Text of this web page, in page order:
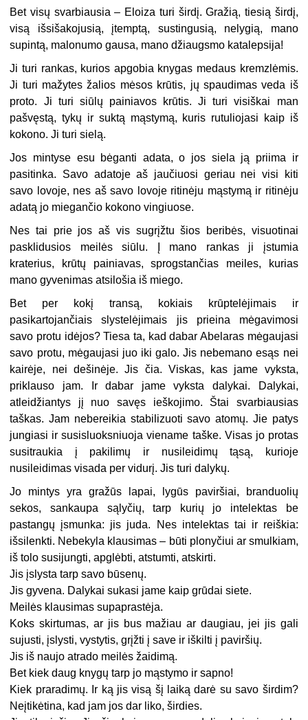
Bet visų svarbiausia – Eloiza turi širdį. Gražią, tiesią širdį,
visą išsišakojusią, įtemptą, sustingusią, nelygią, mano
supintą, malonumo gausa, mano džiaugsmo katalepsija!
Ji turi rankas, kurios apgobia knygas medaus kremzlėmis.
Ji turi mažytes žalios mėsos krūtis, jų spaudimas veda iš
proto. Ji turi siūlų painiavos krūtis. Ji turi visiškai man
pašvęstą, tykų ir suktą mąstymą, kuris rutuliojasi kaip iš
kokono. Ji turi sielą.
Jos mintyse esu bėganti adata, o jos siela ją priima ir
pasitinka. Savo adatoje aš jaučiuosi geriau nei visi kiti
savo lovoje, nes aš savo lovoje ritinėju mąstymą ir ritinėju
adatą jo miegančio kokono vingiuose.
Nes tai prie jos aš vis sugrįžtu šios beribės, visuotinai
pasklidusios meilės siūlu. Į mano rankas ji įstumia
kraterius, krūtų painiavas, sprogstančias meiles, kurias
mano gyvenimas atsilošia iš miego.
Bet per kokį transą, kokiais krūptelėjimais ir
pasikartojančiais slystelėjimais jis prieina mėgavimosi
savo protu idėjos? Tiesa ta, kad dabar Abelaras mėgaujasi
savo protu, mėgaujasi juo iki galo. Jis nebemano esąs nei
kairėje, nei dešinėje. Jis čia. Viskas, kas jame vyksta,
priklauso jam. Ir dabar jame vyksta dalykai. Dalykai,
atleidžiantys jį nuo savęs ieškojimo. Štai svarbiausias
taškas. Jam nebereikia stabilizuoti savo atomų. Jie patys
jungiasi ir susisluoksniuoja viename taške. Visas jo protas
susitraukia į pakilimų ir nusileidimų tąsą, kurioje
nusileidimas visada per vidurį. Jis turi dalykų.
Jo mintys yra gražūs lapai, lygūs paviršiai, branduolių
sekos, sankaupa sąlyčių, tarp kurių jo intelektas be
pastangų įsmunka: jis juda. Nes intelektas tai ir reiškia:
išsilenkti. Nebekyla klausimas – būti plonyčiui ar smulkiam,
iš tolo susijungti, apglėbti, atstumti, atskirti.
Jis įslysta tarp savo būsenų.
Jis gyvena. Dalykai sukasi jame kaip grūdai siete.
Meilės klausimas supaprastėja.
Koks skirtumas, ar jis bus mažiau ar daugiau, jei jis gali
sujusti, įslysti, vystytis, grįžti į save ir iškilti į paviršių.
Jis iš naujo atrado meilės žaidimą.
Bet kiek daug knygų tarp jo mąstymo ir sapno!
Kiek praradimų. Ir ką jis visą šį laiką darė su savo širdim?
Neįtikėtina, kad jam jos dar liko, širdies.